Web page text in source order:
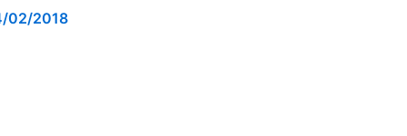
02/2018